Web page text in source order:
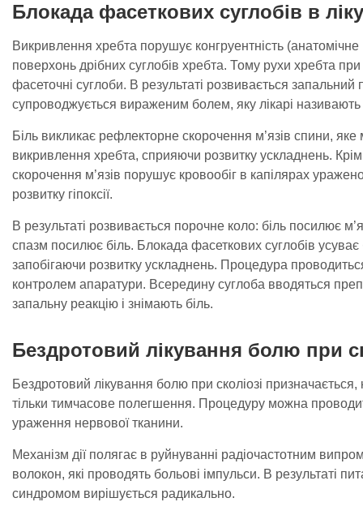
Блокада фасеткових суглобів в
Викривлення хребта порушує конгруентність (анатомічне
поверхонь дрібних суглобів хребта. Тому рухи хребта при
фасеточні суглоби. В результаті розвивається запальний
супроводжується вираженим болем, яку лікарі
Біль викликає рефлекторне скорочення м’язів спини,
викривлення хребта, сприяючи розвитку ускладнень.
скорочення м’язів порушує кровообіг в капілярах
розвитку гіпоксії.
В результаті розвивається порочне коло: біль посилює
спазм посилює біль. Блокада фасеткових суглобів
запобігаючи розвитку ускладнень. Процедура
контролем апаратури. Всередину суглоба вводяться
запальну реакцію і знімають біль.
Бездротовий лікування болю при
Бездротовий лікування болю при сколіозі
тільки тимчасове полегшення. Процедуру можна
ураження нервової тканини.
Механізм дії полягає в руйнуванні радіочастотним
волокон, які проводять больові імпульси. В результаті
синдромом вирішується радикально.